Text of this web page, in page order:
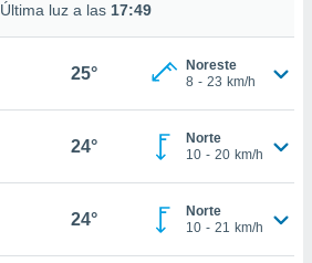
Última luz a las 17:49
25°
Noreste
8 - 23 km/h
24°
Norte
10 - 20 km/h
24°
Norte
10 - 21 km/h